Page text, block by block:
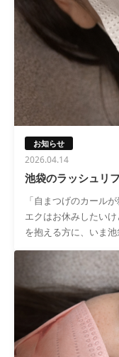
お知らせ
2026.04.14
池袋のラッシュリ
「自まつげのカール
エクはお休みしたい
を抱える方に、いま